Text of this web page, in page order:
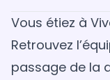
Vous étiez à
Retrouvez
passage de la